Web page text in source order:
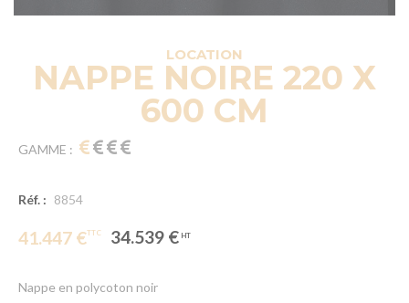
LOCATION
NAPPE NOIRE 220 X
600 CM
GAMME :
Réf. : 8854
41.447 € 34.539 €
Nappe en polycoton noir